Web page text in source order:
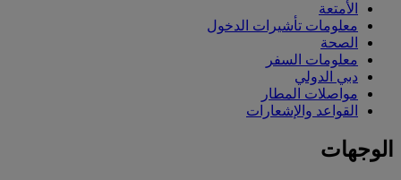
الأمتعة
معلومات تأشيرات الدخول
الصحة
معلومات السفر
دبي الدولي
مواصلات المطار
القواعد والإشعارات
الوجهات